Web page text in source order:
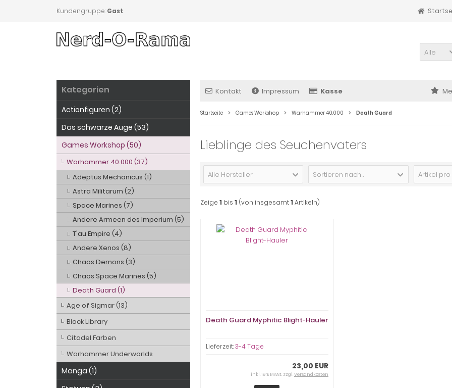
Kundengruppe: Gast
Alle
Kontakt Impressum Kasse
Startseite Games Workshop Warhammer 40.000 Death Guard
Lieblinge des Seuchenvaters
Alle Hersteller Sortieren nach ... Artikel pro
Zeige 1 bis 1 (von insgesamt1 Artikeln)
Death Guard Myphitic Blight-Hauler
Lieferzeit:3-4 Tage
23,00 EUR
inkl. 19 % MwSt. zzgl.Versandkosten
Kategorien
Actionfiguren (2)
Das schwarze Auge (53)
Games Workshop (50)
Warhammer 40.000 (37)
Adeptus Mechanicus (1)
Astra Militarum (2)
Space Marines (7)
Andere Armeen des Imperium (5)
T'au Empire (4)
Andere Xenos (8)
Chaos Demons (3)
Chaos Space Marines (5)
Death Guard (1)
Age of Sigmar (13)
Black Library
Citadel Farben
Warhammer Underworlds
Manga (1)